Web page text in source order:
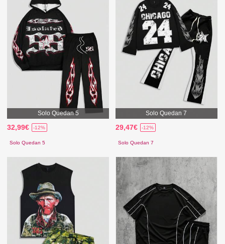
Solo Quedan 5
32,99€ -12%
Solo Quedan 5
Solo Quedan 7
29,47€ -12%
Solo Quedan 7